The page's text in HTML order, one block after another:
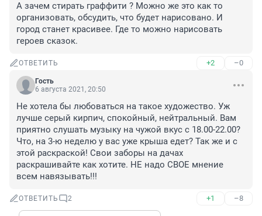
А зачем стирать граффити ? Можно же это как то
организовать, обсудить, что будет нарисовано. И
город станет красивее. Где то можно нарисовать
героев сказок.
ОТВЕТИТЬ +2 –0
Гость
6 августа 2021, 20:50
Не хотела бы любоваться на такое художество. Уж
лучше серый кирпич, спокойный, нейтральный. Вам
приятно слушать музыку на чужой вкус с 18.00-22.00?
Что, на 3-ю неделю у вас уже крыша едет? Так же и с
этой раскраской! Свои заборы на дачах
раскрашивайте как хотите. НЕ надо СВОЕ мнение
всем навязывать!!!
ОТВЕТИТЬ 2 +1 –8